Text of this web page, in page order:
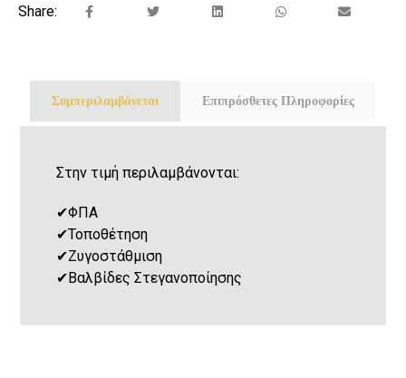
Συμπεριλαμβάνεται Επιπρόσθετες Πληροφορίες
Στην τιμή περιλαμβάνονται:
✔ΦΠΑ
✔Τοποθέτηση
✔Ζυγοστάθμιση
✔Βαλβίδες Στεγανοποίησης